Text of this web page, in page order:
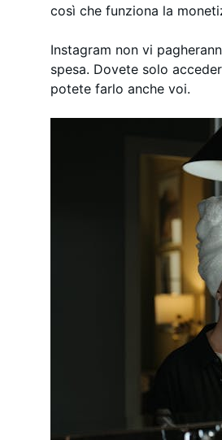
così che funziona la
Instagram non vi
spesa. Dovete solo
potete farlo anche voi.